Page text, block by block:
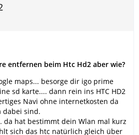
entfernen beim Htc Hd2 aber wie?
maps... besorge dir igo prime
sd karte.... dann rein ins HTC HD2
Navi ohne internetkosten da
dabei sind.
da hat bestimmt dein Wlan mal kurz
sich das htc natürlich gleich über